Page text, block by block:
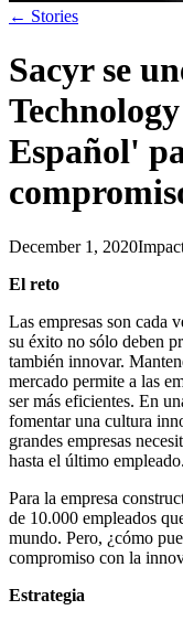
← Stories
Sacyr se
Español'
December 1, 2020
El reto
Las empresas son cada
su éxito no sólo deben
también innovar.
mercado permite a las
ser más eficientes. En
fomentar una cultura
grandes empresas
hasta el último empleado.
Para la empresa
de 10.000 empleados
mundo. Pero, ¿cómo
compromiso con la
Estrategia